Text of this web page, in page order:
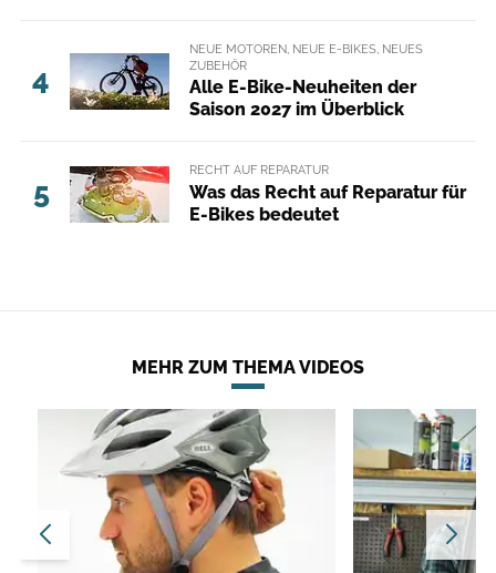
4
NEUE MOTOREN, NEUE E-BIKES, NEUES
ZUBEHÖR
Alle E-Bike-Neuheiten der
Saison 2027 im Überblick
5
RECHT AUF REPARATUR
Was das Recht auf Reparatur für
E-Bikes bedeutet
MEHR ZUM THEMA VIDEOS